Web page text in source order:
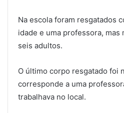
Na escola foram resgatados
idade e uma professora, mas
seis adultos.
O último corpo resgatado foi
corresponde a uma
trabalhava no local.